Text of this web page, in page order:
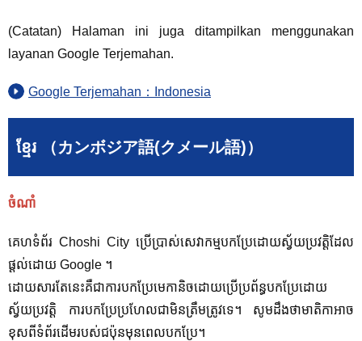
(Catatan) Halaman ini juga ditampilkan menggunakan
layanan Google Terjemahan.
Google Terjemahan：Indonesia
ខ្មែរ （カンボジア語(クメール語)）
ចំណាំ
គេហទំព័រ Choshi City ប្រើប្រាស់សេវាកម្មបកប្រែដោយស្វ័យប្រវត្តិដែល
ផ្តល់ដោយ Google ។
ដោយសារតែនេះគឺជាការបកប្រែមេកានិចដោយប្រើប្រព័ន្ធបកប្រែដោយ
ស្វ័យប្រវត្តិ ការបកប្រែប្រហែលជាមិនត្រឹមត្រូវទេ។ សូម​ដឹង​ថា​មាតិកា​អាច​
ខុស​ពី​ទំព័រ​ដើម​របស់​ជប៉ុន​មុន​ពេល​បក​ប្រែ។